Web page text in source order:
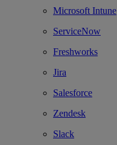
Microsoft Intune
ServiceNow
Freshworks
Jira
Salesforce
Zendesk
Slack